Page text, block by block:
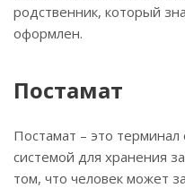
родственник, который
оформлен.
Постамат
Постамат – это
системой для хранения
том, что человек может